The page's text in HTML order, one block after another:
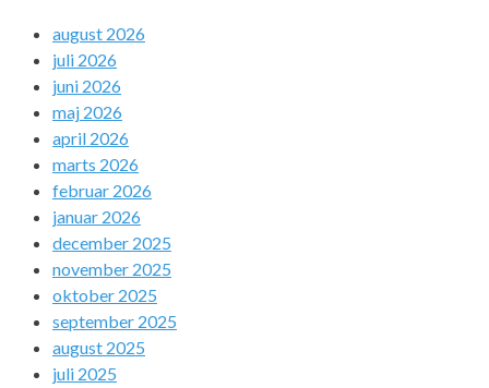
august 2026
juli 2026
juni 2026
maj 2026
april 2026
marts 2026
februar 2026
januar 2026
december 2025
november 2025
oktober 2025
september 2025
august 2025
juli 2025